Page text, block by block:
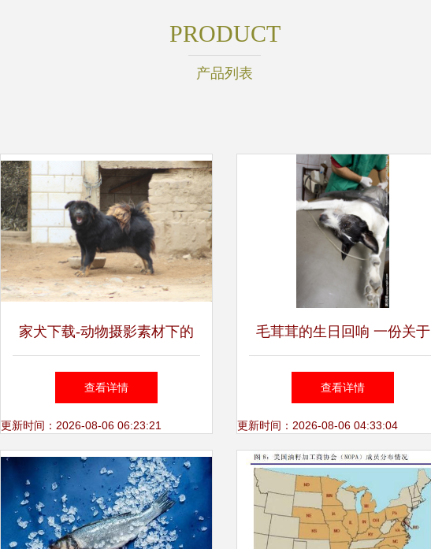
PRODUCT
产品列表
家犬下载-动物摄影素材下的
家畜、家禽与饲养仿制工艺品
拍摄思路
查看详情
更新时间：2026-08-06 06:23:21
毛茸茸的生日回响 一份关于
它的深情献礼
查看详情
更新时间：2026-08-06 04:33:04